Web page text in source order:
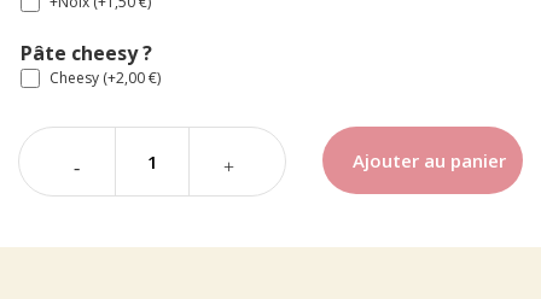
Pâte cheesy ?
Cheesy (+2,00€)
Ajouter au panier